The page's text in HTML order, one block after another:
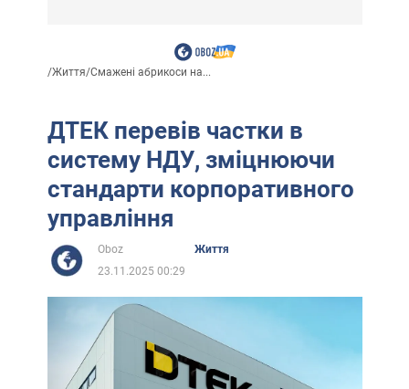
/Життя/Смажені абрикоси на...
ДТЕК перевів частки в
систему НДУ, зміцнюючи
стандарти корпоративного
управління
Oboz
Життя
23.11.2025 00:29